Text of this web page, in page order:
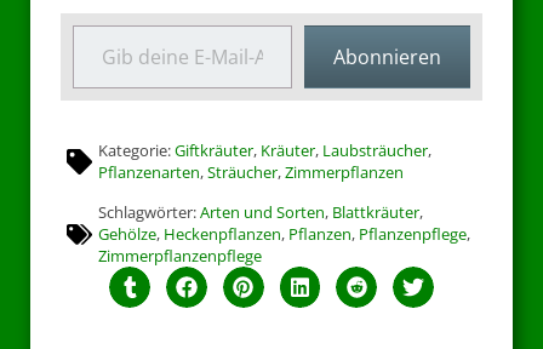
Abonnieren
Kategorie:Giftkräuter, Kräuter, Laubsträucher,
Pflanzenarten,Sträucher,Zimmerpflanzen
Schlagwörter:Arten und Sorten, Blattkräuter,
Gehölze, Heckenpflanzen, Pflanzen, Pflanzenpflege,
Zimmerpflanzenpflege